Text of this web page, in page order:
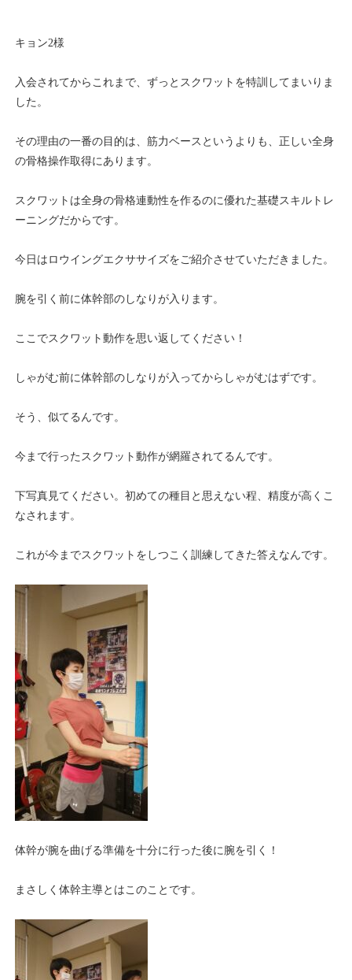
キョン2様
入会されてからこれまで、ずっとスクワットを特訓してまいりま
した。
その理由の一番の目的は、筋力ベースというよりも、正しい全身
の骨格操作取得にあります。
スクワットは全身の骨格連動性を作るのに優れた基礎スキルトレ
ーニングだからです。
今日はロウイングエクササイズをご紹介させていただきました。
腕を引く前に体幹部のしなりが入ります。
ここでスクワット動作を思い返してください！
しゃがむ前に体幹部のしなりが入ってからしゃがむはずです。
そう、似てるんです。
今まで行ったスクワット動作が網羅されてるんです。
下写真見てください。初めての種目と思えない程、精度が高くこ
なされます。
これが今までスクワットをしつこく訓練してきた答えなんです。
体幹が腕を曲げる準備を十分に行った後に腕を引く！
まさしく体幹主導とはこのことです。